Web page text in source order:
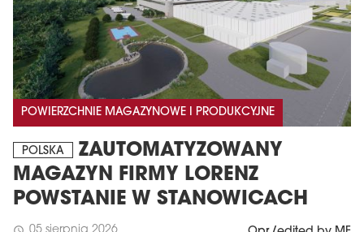
POWIERZCHNIE MAGAZYNOWE I PRODUKCYJNE
POLSKA
ZAUTOMATYZOWANY
MAGAZYN FIRMY LORENZ
POWSTANIE W STANOWICACH